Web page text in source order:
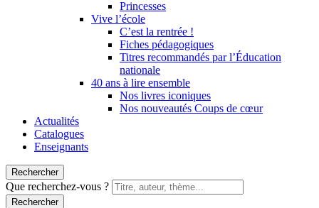
Princesses
Vive l’école
C’est la rentrée !
Fiches pédagogiques
Titres recommandés par l’Éducation
nationale
40 ans à lire ensemble
Nos livres iconiques
Nos nouveautés Coups de cœur
Actualités
Catalogues
Enseignants
Rechercher
Que recherchez-vous ?
Rechercher